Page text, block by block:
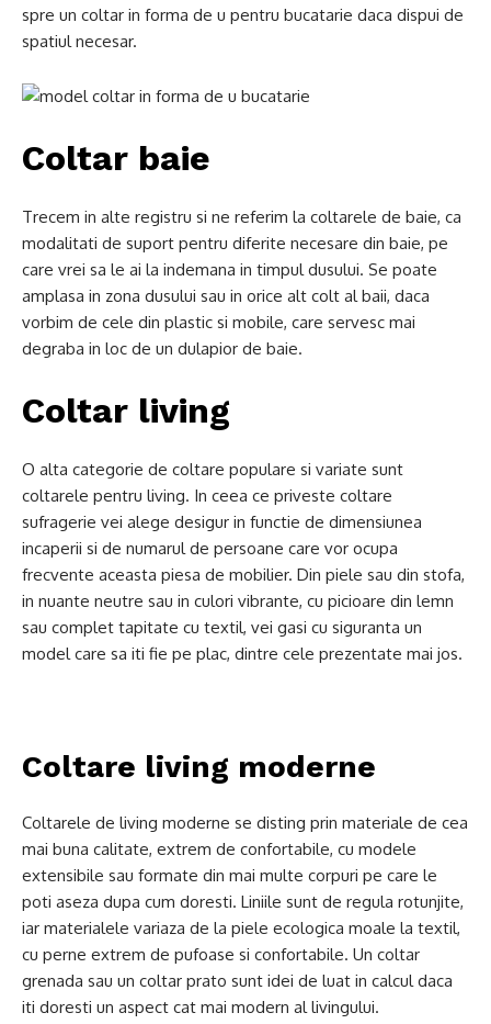
spre un coltar in forma de u pentru bucatarie daca dispui de
spatiul necesar.
Coltar baie
Trecem in alte registru si ne referim la coltarele de baie, ca
modalitati de suport pentru diferite necesare din baie, pe
care vrei sa le ai la indemana in timpul dusului. Se poate
amplasa in zona dusului sau in orice alt colt al baii, daca
vorbim de cele din plastic si mobile, care servesc mai
degraba in loc de un dulapior de baie.
Coltar living
O alta categorie de coltare populare si variate sunt
coltarele pentru living. In ceea ce priveste coltare
sufragerie vei alege desigur in functie de dimensiunea
incaperii si de numarul de persoane care vor ocupa
frecvente aceasta piesa de mobilier. Din piele sau din stofa,
in nuante neutre sau in culori vibrante, cu picioare din lemn
sau complet tapitate cu textil, vei gasi cu siguranta un
model care sa iti fie pe plac, dintre cele prezentate mai jos.
Coltare living moderne
Coltarele de living moderne se disting prin materiale de cea
mai buna calitate, extrem de confortabile, cu modele
extensibile sau formate din mai multe corpuri pe care le
poti aseza dupa cum doresti. Liniile sunt de regula rotunjite,
iar materialele variaza de la piele ecologica moale la textil,
cu perne extrem de pufoase si confortabile. Un coltar
grenada sau un coltar prato sunt idei de luat in calcul daca
iti doresti un aspect cat mai modern al livingului.